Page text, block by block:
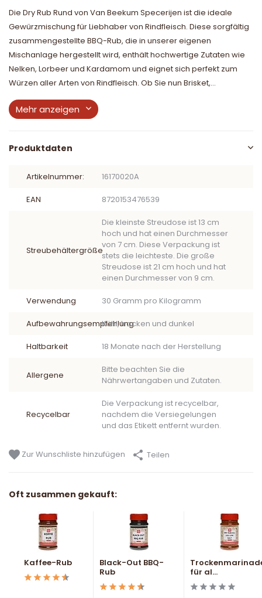
Die Dry Rub Rund von Van Beekum Specerijen ist die ideale
Gewürzmischung für Liebhaber von Rindfleisch. Diese sorgfältig
zusammengestellte BBQ-Rub, die in unserer eigenen
Mischanlage hergestellt wird, enthält hochwertige Zutaten wie
Nelken, Lorbeer und Kardamom und eignet sich perfekt zum
Würzen aller Arten von Rindfleisch. Ob Sie nun Brisket,...
Mehr anzeigen
Produktdaten
Artikelnummer: 16170020A
EAN 8720153476539
Streubehältergröße
Die kleinste Streudose ist 13 cm
hoch und hat einen Durchmesser
von 7 cm. Diese Verpackung ist
stets die leichteste. Die große
Streudose ist 21 cm hoch und hat
einen Durchmesser von 9 cm.
Verwendung 30 Gramm pro Kilogramm
AufbewahrungsempfehlungKühl, trocken und dunkel
Haltbarkeit 18 Monate nach der Herstellung
Allergene
Bitte beachten Sie die
Nährwertangaben und Zutaten.
Recycelbar
Die Verpackung ist recycelbar,
nachdem die Versiegelungen
und das Etikett entfernt wurden.
Zur Wunschliste hinzufügen Teilen
Oft zusammen gekauft:
Kaffee-Rub
Black-Out BBQ-
Rub
für al...